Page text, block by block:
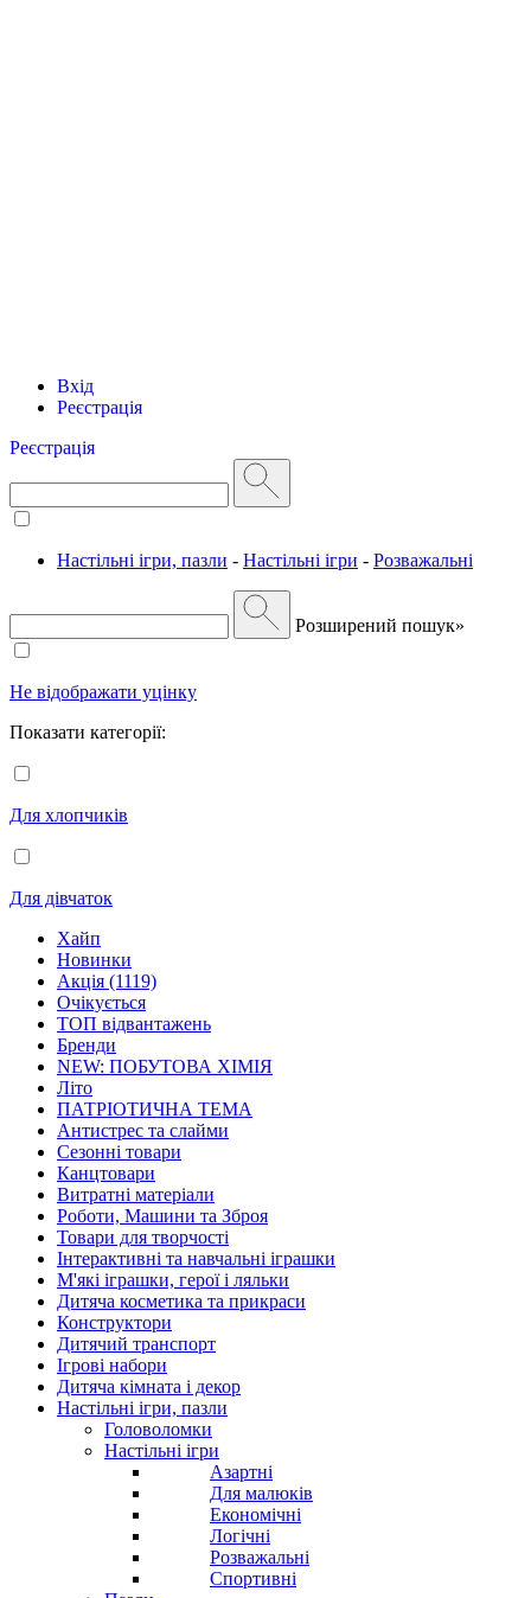
Вхід
Реєстрація
Реєстрація
Настільні ігри, пазли - Настільні ігри - Розважальні
Розширений пошук»
Не відображати уцінку
Показати категорії:
Для хлопчиків
Для дівчаток
Хайп
Новинки
Акція (1119)
Очікується
ТОП відвантажень
Бренди
NEW: ПОБУТОВА ХІМІЯ
Літо
ПАТРІОТИЧНА ТЕМА
Антистрес та слайми
Сезонні товари
Канцтовари
Витратні матеріали
Роботи, Машини та Зброя
Товари для творчості
Інтерактивні та навчальні іграшки
М'які іграшки, герої і ляльки
Дитяча косметика та прикраси
Конструктори
Дитячий транспорт
Ігрові набори
Дитяча кімната і декор
Настільні ігри, пазли
Головоломки
Настільні ігри
Азартні
Для малюків
Економічні
Логічні
Розважальні
Спортивні